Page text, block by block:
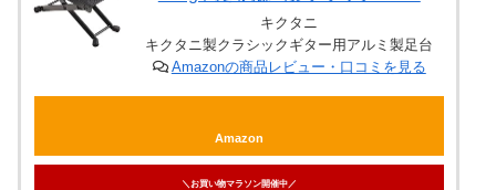
キクタニ
キクタニ製クラシックギター用アルミ製足台
Amazonの商品レビュー・口コミを見る
Amazon
＼お買い物マラソン開催中／